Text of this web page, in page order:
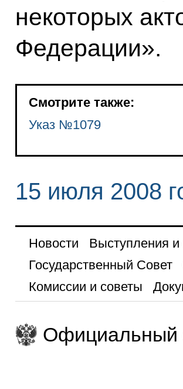
некоторых
Федерации».
Смотрите также:
Указ №1079
15 июля 2008
Новости
Выступления
Государственный Совет
Комиссии и советы
Официальный